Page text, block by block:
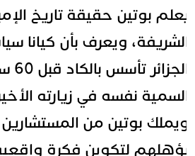
بوتين حقيقة تاريخ
ويعرف بأن كيانا
نفسه في زيارته
بوتين من المستشارين
لتكوين فكرة